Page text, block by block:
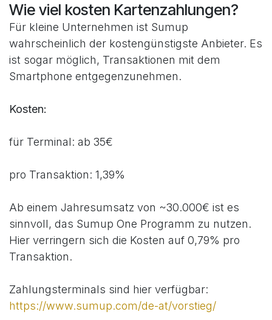
Wie viel kosten Kartenzahlungen?
Für kleine Unternehmen ist Sumup
wahrscheinlich der kostengünstigste Anbieter. Es
ist sogar möglich, Transaktionen mit dem
Smartphone entgegenzunehmen.
Kosten:
für Terminal: ab 35€
pro Transaktion: 1,39%
Ab einem Jahresumsatz von ~30.000€ ist es
sinnvoll, das Sumup One Programm zu nutzen.
Hier verringern sich die Kosten auf 0,79% pro
Transaktion.
Zahlungsterminals sind hier verfügbar:
https://www.sumup.com/de-at/vorstieg/